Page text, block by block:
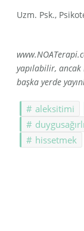
Uzm. Psk.,
yapılabilir, ancak
başka yerde
aleksitimi
hissetmek